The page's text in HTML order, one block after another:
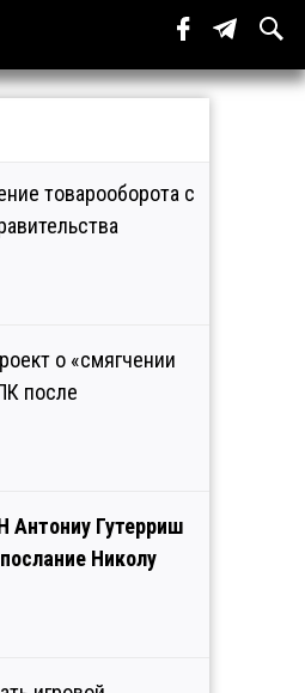
товарооборота с
о «смягчении
после
Антониу Гутерриш
Николу